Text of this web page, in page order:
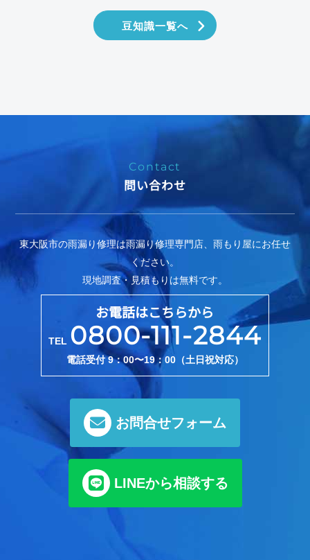
豆知識一覧へ
問い合わせ
Contact
東大阪市の雨漏り修理は雨漏り修理専門店、雨もり屋にお任せ
ください。
現地調査・見積もりは無料です。
お電話はこちらから
TEL 0800-111-2844
電話受付 9：00〜19：00（土日祝対応）
お問合せフォーム
LINEから相談する